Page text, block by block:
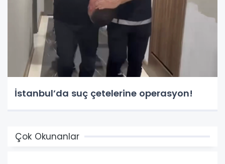
İstanbul’da suç çetelerine operasyon!
Çok Okunanlar